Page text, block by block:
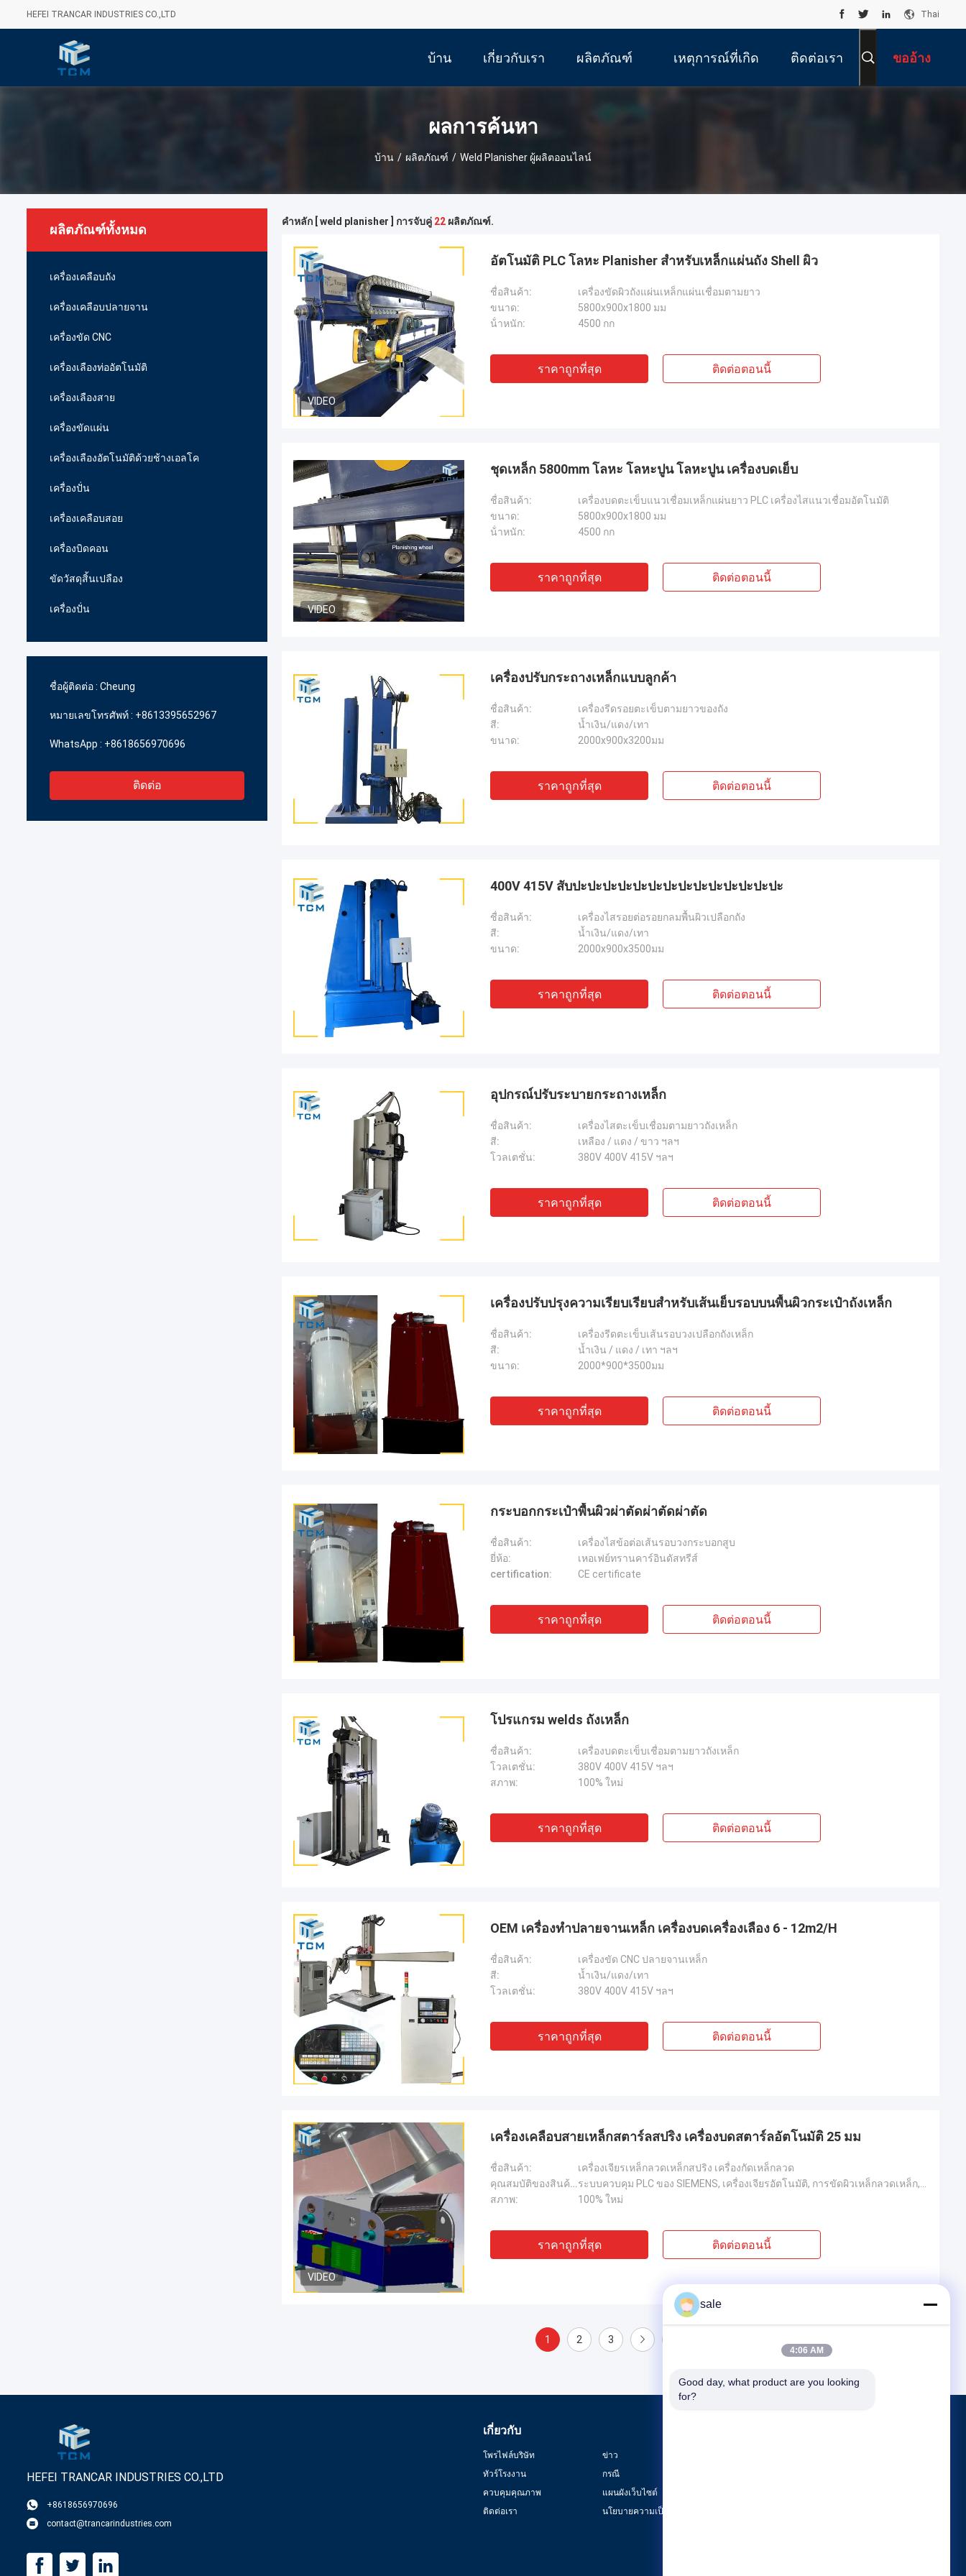
HEFEI TRANCAR INDUSTRIES CO.,LTD Thai
บ้าน เกี่ยวกับเรา ผลิตภัณฑ์ เหตุการณ์ที่เกิด ติดต่อเรา ขออ้าง
ผลการค้นหา
บ้าน / ผลิตภัณฑ์ / Weld Planisher ผู้ผลิตออนไลน์
ผลิตภัณฑ์ทั้งหมด
เครื่องเคลือบถัง
เครื่องเคลือบปลายจาน
เครื่องขัด CNC
เครื่องเลืองท่ออัตโนมัติ
เครื่องเลืองสาย
เครื่องขัดแผ่น
เครื่องเลืองอัตโนมัติด้วยช้างเอลโค
เครื่องปั่น
เครื่องเคลือบสอย
เครื่องบิดคอน
ขัดวัสดุสิ้นเปลือง
เครื่องปั่น
ชื่อผู้ติดต่อ : Cheung
หมายเลขโทรศัพท์ : +8613395652967
WhatsApp : +8618656970696
ติดต่อ
คำหลัก [ weld planisher ] การจับคู่ 22 ผลิตภัณฑ์.
VIDEO
อัตโนมัติ PLC โลหะ Planisher สําหรับเหล็กแผ่นถัง Shell ผิว
ชื่อสินค้า:
เครื่องขัดผิวถังแผ่นเหล็กแผ่นเชื่อมตามยาว
ขนาด:
5800x900x1800 มม
น้ําหนัก:
4500 กก
ราคาถูกที่สุด ติดต่อตอนนี้
VIDEO
ชุดเหล็ก 5800mm โลหะ โลหะปูน โลหะปูน เครื่องบดเย็บ
ชื่อสินค้า:
เครื่องบดตะเข็บแนวเชื่อมเหล็กแผ่นยาว PLC เครื่องไสแนวเชื่อมอัตโนมัติ
ขนาด:
5800x900x1800 มม
น้ําหนัก:
4500 กก
ราคาถูกที่สุด ติดต่อตอนนี้
เครื่องปรับกระถางเหล็กแบบลูกค้า
ชื่อสินค้า:
เครื่องรีดรอยตะเข็บตามยาวของถัง
สี:
น้ำเงิน/แดง/เทา
ขนาด:
2000x900x3200มม
ราคาถูกที่สุด ติดต่อตอนนี้
400V 415V สับปะปะปะปะปะปะปะปะปะปะปะปะปะปะ
ชื่อสินค้า:
เครื่องไสรอยต่อรอยกลมพื้นผิวเปลือกถัง
สี:
น้ำเงิน/แดง/เทา
ขนาด:
2000x900x3500มม
ราคาถูกที่สุด ติดต่อตอนนี้
อุปกรณ์ปรับระบายกระถางเหล็ก
ชื่อสินค้า:
เครื่องไสตะเข็บเชื่อมตามยาวถังเหล็ก
สี:
เหลือง / แดง / ขาว ฯลฯ
โวลเตชั่น:
380V 400V 415V ฯลฯ
ราคาถูกที่สุด ติดต่อตอนนี้
เครื่องปรับปรุงความเรียบเรียบสําหรับเส้นเย็บรอบบนพื้นผิวกระเป๋าถังเหล็ก
ชื่อสินค้า:
เครื่องรีดตะเข็บเส้นรอบวงเปลือกถังเหล็ก
สี:
น้ำเงิน / แดง / เทา ฯลฯ
ขนาด:
2000*900*3500มม
ราคาถูกที่สุด ติดต่อตอนนี้
กระบอกกระเป๋าพื้นผิวผ่าตัดผ่าตัดผ่าตัด
ชื่อสินค้า:
เครื่องไสข้อต่อเส้นรอบวงกระบอกสูบ
ยี่ห้อ:
เหอเฟย์ทรานคาร์อินดัสทรีส์
certification:
CE certificate
ราคาถูกที่สุด ติดต่อตอนนี้
โปรแกรม welds ถังเหล็ก
ชื่อสินค้า:
เครื่องบดตะเข็บเชื่อมตามยาวถังเหล็ก
โวลเตชั่น:
380V 400V 415V ฯลฯ
สภาพ:
100% ใหม่
ราคาถูกที่สุด ติดต่อตอนนี้
OEM เครื่องทําปลายจานเหล็ก เครื่องบดเครื่องเลือง 6 - 12m2/H
ชื่อสินค้า:
เครื่องขัด CNC ปลายจานเหล็ก
สี:
น้ำเงิน/แดง/เทา
โวลเตชั่น:
380V 400V 415V ฯลฯ
ราคาถูกที่สุด ติดต่อตอนนี้
VIDEO
เครื่องเคลือบสายเหล็กสตาร์ลสปริง เครื่องบดสตาร์ลอัตโนมัติ 25 มม
ชื่อสินค้า:
เครื่องเจียรเหล็กลวดเหล็กสปริง เครื่องกัดเหล็กลวด
คุณสมบัติของสินค้า:
สภาพ:
100% ใหม่
ราคาถูกที่สุด ติดต่อตอนนี้
1 2 3
HEFEI TRANCAR INDUSTRIES CO.,LTD
+8618656970696
contact@trancarindustries.com
เกี่ยวกับ
โพรไฟล์บริษัท
ทัวร์โรงงาน
ควบคุมคุณภาพ
ติดต่อเรา
ข่าว
กรณี
แผนผังเว็บไซต์
นโยบายความเป็นส่วนตัว
sale
4:06 AM
Good day, what product are you looking
for?